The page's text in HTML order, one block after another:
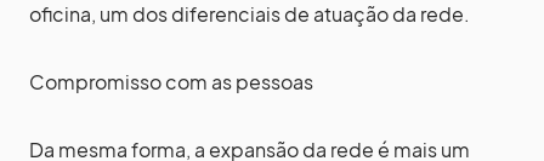
oficina, um dos diferenciais de atuação da rede.
Compromisso com as pessoas
Da mesma forma, a expansão da rede é mais um